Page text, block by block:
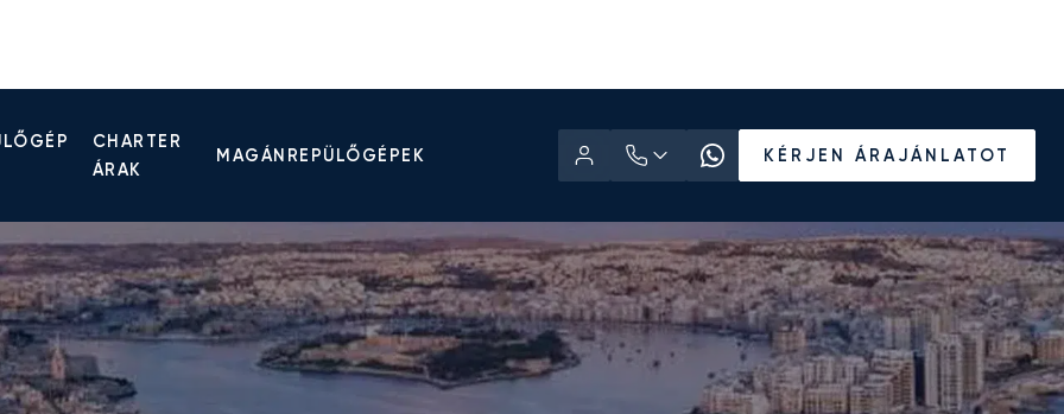
CHARTER
ÁRAK
MAGÁNREPÜLŐGÉPEK KÉRJEN ÁRAJÁNLATOT